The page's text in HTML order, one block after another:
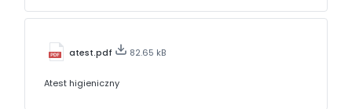
atest.pdf 82.65 kB
Atest higieniczny